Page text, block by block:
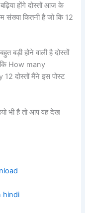
होंगे दोस्तों आज के
कितनी है जो कि 12
बड़ी होने वाली है दोस्तों
कि How many
दोस्तों मैंने इस पोस्ट
भी है तो आप वह देख
hindi